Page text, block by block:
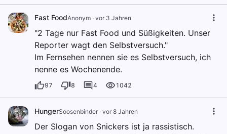
Fast FoodAnonym · vor 3 Jahren
"2 Tage nur Fast Food und Süßigkeiten. Unser
Reporter wagt den Selbstversuch."
Im Fernsehen nennen sie es Selbstversuch, ich
nenne es Wochenende.
97 8 4 1042
HungerSoosenbinder · vor 8 Jahren
Der Slogan von Snickers ist ja rassistisch.